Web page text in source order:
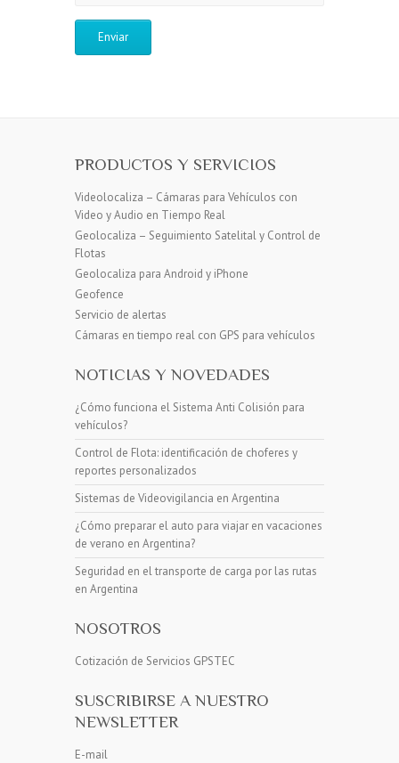
PRODUCTOS Y SERVICIOS
Videolocaliza – Cámaras para Vehículos con
Video y Audio en Tiempo Real
Geolocaliza – Seguimiento Satelital y Control de
Flotas
Geolocaliza para Android y iPhone
Geofence
Servicio de alertas
Cámaras en tiempo real con GPS para vehículos
NOTICIAS Y NOVEDADES
¿Cómo funciona el Sistema Anti Colisión para
vehículos?
Control de Flota: identificación de choferes y
reportes personalizados
Sistemas de Videovigilancia en Argentina
¿Cómo preparar el auto para viajar en vacaciones
de verano en Argentina?
Seguridad en el transporte de carga por las rutas
en Argentina
NOSOTROS
Cotización de Servicios GPSTEC
SUSCRIBIRSE A NUESTRO
NEWSLETTER
E-mail